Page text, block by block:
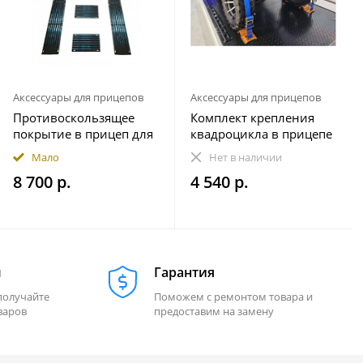
Аксессуары для прицепов
Противоскользящее
покрытие в прицеп для
снегохода ПРЕМИУМ
комплект 20 элементов
Мало
8 700 р.
Аксессуары для прицепов
Комплект крепления
квадроцикла в прицепе
(на 1 колесо)
Нет в наличии
4 540 р.
Гарантия
Поможем с ремонтом товара и
предоставим на замену